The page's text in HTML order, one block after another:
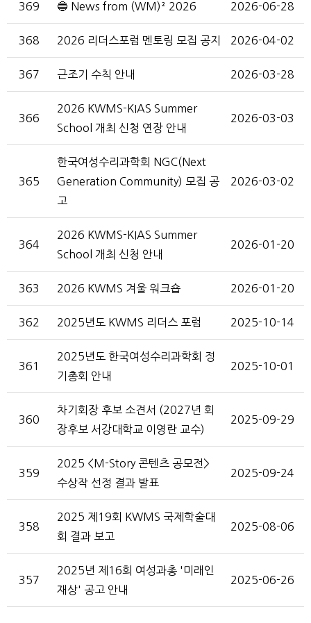
369 🔵 News from (WM)² 2026 2026-06-28
368 2026 리더스포럼 멘토링 모집 공지 2026-04-02
367 근조기 수칙 안내 2026-03-28
366
2026 KWMS-KIAS Summer
School 개최 신청 연장 안내
2026-03-03
365
한국여성수리과학회 NGC(Next
Generation Community) 모집 공
고
2026-03-02
364
2026 KWMS-KIAS Summer
School 개최 신청 안내
2026-01-20
363 2026 KWMS 겨울 워크숍 2026-01-20
362 2025년도 KWMS 리더스 포럼 2025-10-14
361
2025년도 한국여성수리과학회 정
기총회 안내
2025-10-01
360
차기회장 후보 소견서 (2027년 회
장후보 서강대학교 이영란 교수)
2025-09-29
359
2025 <M-Story 콘텐츠 공모전>
수상작 선정 결과 발표
2025-09-24
358
2025 제19회 KWMS 국제학술대
회 결과 보고
2025-08-06
357
2025년 제16회 여성과총 '미래인
재상' 공고 안내
2025-06-26